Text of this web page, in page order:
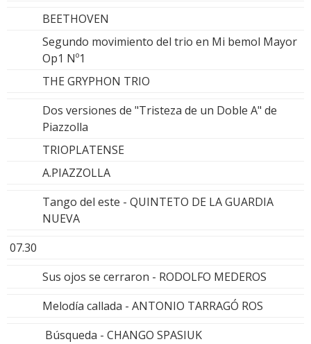
BEETHOVEN
Segundo movimiento del trio en Mi bemol Mayor
Op1 Nº1
THE GRYPHON TRIO
Dos versiones de "Tristeza de un Doble A" de
Piazzolla
TRIOPLATENSE
A.PIAZZOLLA
Tango del este - QUINTETO DE LA GUARDIA
NUEVA
07.30
Sus ojos se cerraron - RODOLFO MEDEROS
Melodía callada - ANTONIO TARRAGÓ ROS
Búsqueda - CHANGO SPASIUK